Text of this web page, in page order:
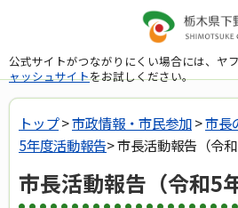
公式サイトがつながりにくい場合には、ヤ
ャッシュサイトをお試しください。
トップ>市政情報・市民参加>市長
5年度活動報告> 市長活動報告（令和
市長活動報告（令和5